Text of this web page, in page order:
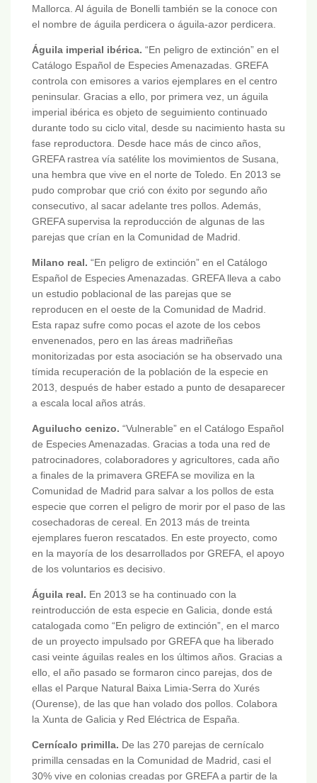
Mallorca. Al águila de Bonelli también se la conoce con
el nombre de águila perdicera o águila-azor perdicera.
Águila imperial ibérica. “En peligro de extinción” en el
Catálogo Español de Especies Amenazadas. GREFA
controla con emisores a varios ejemplares en el centro
peninsular. Gracias a ello, por primera vez, un águila
imperial ibérica es objeto de seguimiento continuado
durante todo su ciclo vital, desde su nacimiento hasta su
fase reproductora. Desde hace más de cinco años,
GREFA rastrea vía satélite los movimientos de Susana,
una hembra que vive en el norte de Toledo. En 2013 se
pudo comprobar que crió con éxito por segundo año
consecutivo, al sacar adelante tres pollos. Además,
GREFA supervisa la reproducción de algunas de las
parejas que crían en la Comunidad de Madrid.
Milano real. “En peligro de extinción” en el Catálogo
Español de Especies Amenazadas. GREFA lleva a cabo
un estudio poblacional de las parejas que se
reproducen en el oeste de la Comunidad de Madrid.
Esta rapaz sufre como pocas el azote de los cebos
envenenados, pero en las áreas madriñeñas
monitorizadas por esta asociación se ha observado una
tímida recuperación de la población de la especie en
2013, después de haber estado a punto de desaparecer
a escala local años atrás.
Aguilucho cenizo. “Vulnerable” en el Catálogo Español
de Especies Amenazadas. Gracias a toda una red de
patrocinadores, colaboradores y agricultores, cada año
a finales de la primavera GREFA se moviliza en la
Comunidad de Madrid para salvar a los pollos de esta
especie que corren el peligro de morir por el paso de las
cosechadoras de cereal. En 2013 más de treinta
ejemplares fueron rescatados. En este proyecto, como
en la mayoría de los desarrollados por GREFA, el apoyo
de los voluntarios es decisivo.
Águila real. En 2013 se ha continuado con la
reintroducción de esta especie en Galicia, donde está
catalogada como “En peligro de extinción”, en el marco
de un proyecto impulsado por GREFA que ha liberado
casi veinte águilas reales en los últimos años. Gracias a
ello, el año pasado se formaron cinco parejas, dos de
ellas el Parque Natural Baixa Limia-Serra do Xurés
(Ourense), de las que han volado dos pollos. Colabora
la Xunta de Galicia y Red Eléctrica de España.
Cernícalo primilla. De las 270 parejas de cernícalo
primilla censadas en la Comunidad de Madrid, casi el
30% vive en colonias creadas por GREFA a partir de la